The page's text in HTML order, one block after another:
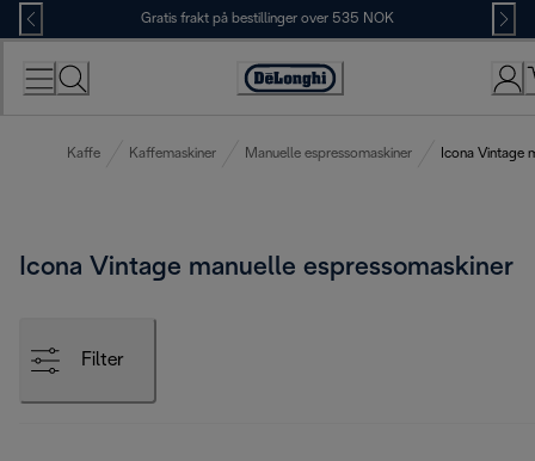
Skip
to
Content
Gratis frakt på bestillinger over 535 NOK
Accessibility
Kaffe Kaffemaskiner Manuelle espressomaskiner Icona Vintage
Icona Vintage manuelle espressomaskiner
Filter